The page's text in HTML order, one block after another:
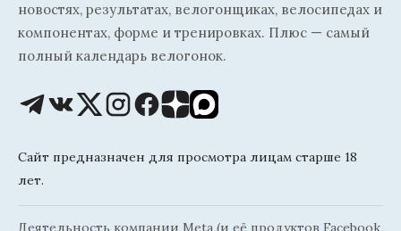
новостях, результатах, велогонщиках, велосипедах и
компонентах, форме и тренировках. Плюс — самый
полный календарь велогонок.
Сайт предназначен для просмотра лицам старше 18
лет.
Деятельность компании Meta (и её продуктов Facebook